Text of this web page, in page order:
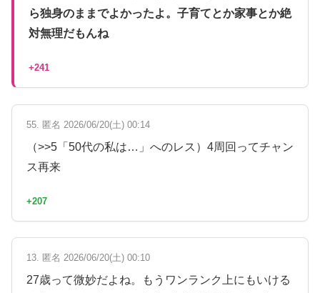
ら独身のままでよかったよ。子育てとか家事とか絶
対無理だもんね
+241
55. 匿名 2026/06/20(土) 00:14
（>>5「50代の私は…」へのレス）4周回ってチャン
ス再来
+207
13. 匿名 2026/06/20(土) 00:10
27歳って微妙だよね。もうワンランク上にもいける